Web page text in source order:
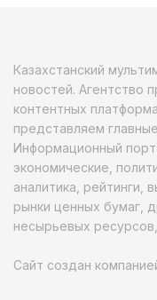
Казахстанский
новостей. Агентство
контентных
представляем
Информационный
экономические,
аналитика, рейтинги,
рынки ценных бумаг,
несырьевых
Сайт создан